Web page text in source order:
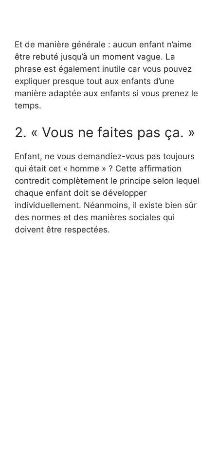
Et de manière générale : aucun enfant n’aime
être rebuté jusqu’à un moment vague. La
phrase est également inutile car vous pouvez
expliquer presque tout aux enfants d’une
manière adaptée aux enfants si vous prenez le
temps.
2. « Vous ne faites pas ça. »
Enfant, ne vous demandiez-vous pas toujours
qui était cet « homme » ? Cette affirmation
contredit complètement le principe selon lequel
chaque enfant doit se développer
individuellement. Néanmoins, il existe bien sûr
des normes et des manières sociales qui
doivent être respectées.